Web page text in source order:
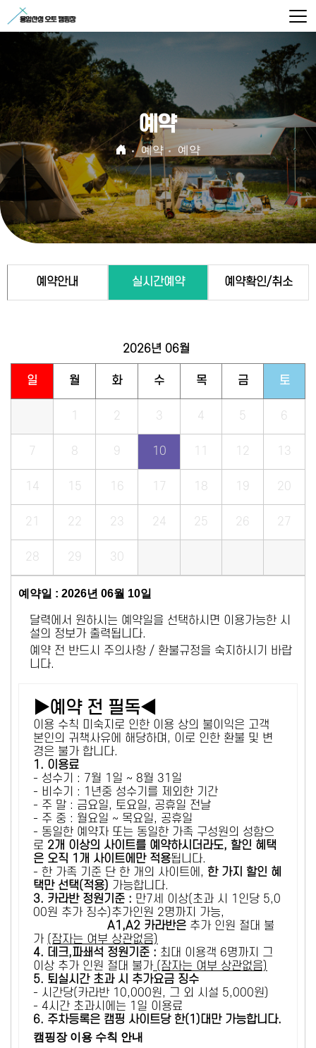
예약
예약 예약
예약안내 실시간예약 예약확인/취소
2026년 06월
일 월 화 수 목 금 토
1 2 3 4 5 6
7 8 9 10 11 12 13
14 15 16 17 18 19 20
21 22 23 24 25 26 27
28 29 30
예약일 : 2026년 06월 10일
달력에서 원하시는 예약일을 선택하시면 이용가능한 시
설의 정보가 출력됩니다.
예약 전 반드시 주의사항 / 환불규정을 숙지하시기 바랍
니다.
▶예약 전 필독◀
이용 수칙 미숙지로 인한 이용 상의 불이익은 고객
본인의 귀책사유에 해당하며, 이로 인한 환불 및 변
경은 불가 합니다.
1. 이용료
- 성수기 : 7월 1일 ~ 8월 31일
- 비수기 : 1년중 성수기를 제외한 기간
- 주 말 : 금요일, 토요일, 공휴일 전날
- 주 중 : 월요일 ~ 목요일, 공휴일
- 동일한 예약자 또는 동일한 가족 구성원의 성함으
로 2개 이상의 사이트를 예약하시더라도, 할인 혜택
은 오직 1개 사이트에만 적용됩니다.
- 한 가족 기준 단 한 개의 사이트에, 한 가지 할인 혜
택만 선택(적용) 가능합니다.
3. 카라반 정원기준 : 만7세 이상(초과 시 1인당 5,0
00원 추가 징수)추가인원 2명까지 가능,
A1,A2 카라반은 추가 인원 절대 불
가 (잠자는 여부 상관없음)
4. 데크,파쇄석 정원기준 : ​최대 이용객 6명까지 그
이상 추가 인원 절대 불가 (잠자는 여부 상관없음)
5. 퇴실시간 초과 시 추가요금 징수
- 시간당(카라반 10,000원, 그 외 시설 5,000원)
- 4시간 초과시에는 1일 이용료
6. 주차등록은 캠핑 사이트당 한(1)대만 가능합니다.
캠핑장 이용 수칙 안내